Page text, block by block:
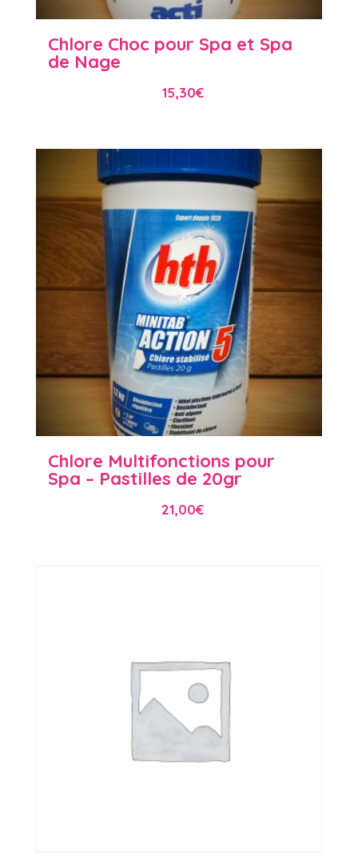
Chlore Choc pour Spa et Spa
de Nage
15,30€
Chlore Multifonctions pour
Spa – Pastilles de 20gr
21,00€